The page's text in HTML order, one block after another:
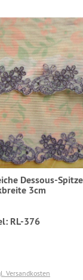
Dessous-
3cm
RL-376
Versandkosten